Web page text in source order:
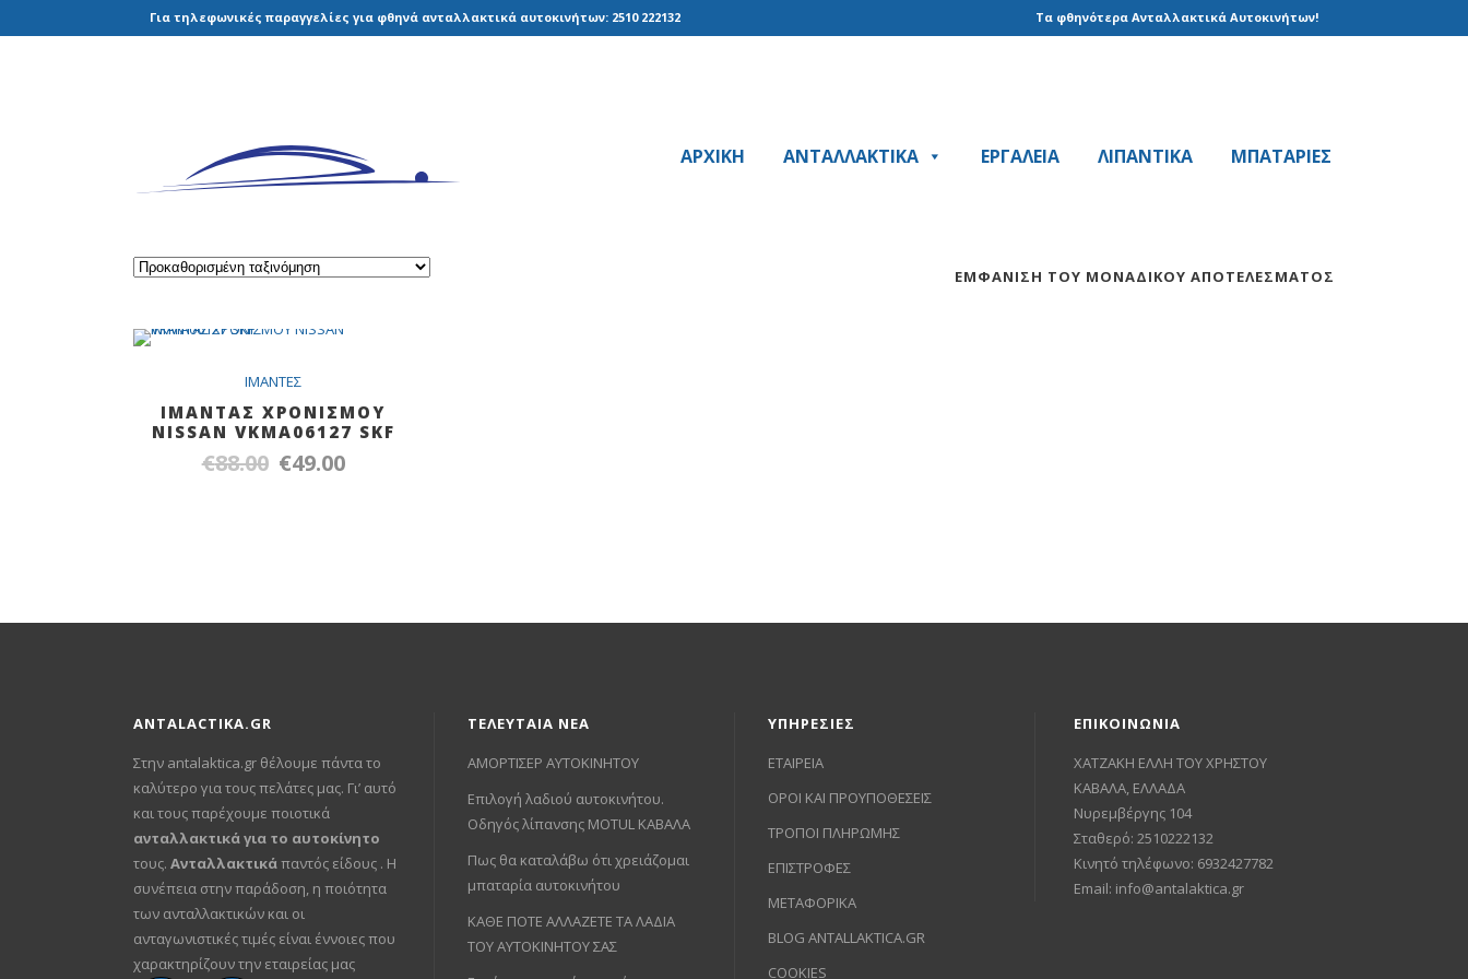
Για τηλεφωνικές παραγγελίες για φθηνά ανταλλακτικά αυτοκινήτων: 2510 222132 Τα φθηνότερα Ανταλλακτικά Αυτοκινήτων!
ΑΡΧΙΚΗ ΑΝΤΑΛΛΑΚΤΙΚΑ EPΓAΛΕΙΑ ΛΙΠΑΝΤΙΚΑ ΜΠΑΤΑΡΙΕΣ
ΕΜΦΆΝΙΣΗ ΤΟΥ ΜΟΝΑΔΙΚΟΎ ΑΠΟΤΕΛΈΣΜΑΤΟΣ
IMANTEΣ
ΙΜΑΝΤΑΣ ΧΡΟΝΙΣΜΟΥ
NISSAN VKMA06127 SKF
€88.00 Original
€49.00Η
ANTALACTIKA.GR
Στην antalaktica.gr θέλουμε πάντα το
καλύτερο για τους πελάτες μας. Γι’ αυτό
και τους παρέχουμε ποιοτικά
ανταλλακτικά για το αυτοκίνητο
τους. Ανταλλακτικάπαντός είδους . Η
συνέπεια στην παράδοση, η ποιότητα
των ανταλλακτικών και οι
ανταγωνιστικές τιμές είναι έννοιες που
χαρακτηρίζουν την εταιρείας μας
ΤΕΛΕΥΤΑΙΑ ΝΕΑ
ΑΜΟΡΤΙΣΕΡ ΑΥΤΟΚΙΝΗΤΟΥ
Επιλογή λαδιού αυτοκινήτου.
Οδηγός λίπανσης MOTUL ΚΑΒΑΛΑ
Πως θα καταλάβω ότι χρειάζομαι
μπαταρία αυτοκινήτου
ΚΑΘΕ ΠΟΤΕ ΑΛΛΑΖΕΤΕ ΤΑ ΛΑΔΙΑ
ΤΟΥ ΑΥΤΟΚΙΝΗΤΟΥ ΣΑΣ
ΥΠΗΡΕΣΙΕΣ
ΕΤΑΙΡΕΙΑ
ΟΡΟΙ ΚΑΙ ΠΡΟΥΠΟΘΕΣΕΙΣ
ΤΡΟΠΟΙ ΠΛΗΡΩΜΗΣ
ΕΠΙΣΤΡΟΦΕΣ
ΜΕΤΑΦΟΡΙΚΑ
BLOG ANTALLAKTICA.GR
COOKIES
ΕΠΙΚΟΙΝΩΝΙΑ
ΧΑΤΖΑΚΗ ΕΛΛΗ ΤΟΥ ΧΡΗΣΤΟΥ
ΚΑΒΑΛΑ, ΕΛΛΑΔΑ
Νυρεμβέργης 104
Σταθερό: 2510222132
Κινητό τηλέφωνο: 6932427782
Email: info@antalaktica.gr